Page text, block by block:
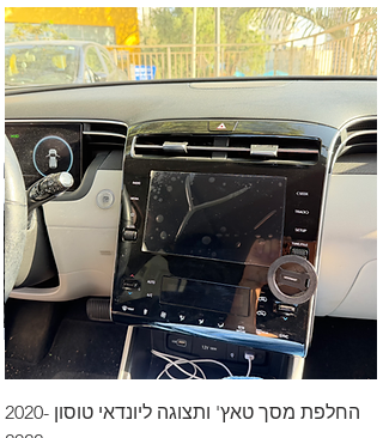
החלפת מסך טאץ' ותצוגה ליונדאי טוסון 2020-